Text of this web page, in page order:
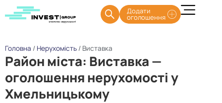
Додати
оголошення
Головна / Нерухомість / Виставка
Район міста: Виставка —
оголошення нерухомості у
Хмельницькому